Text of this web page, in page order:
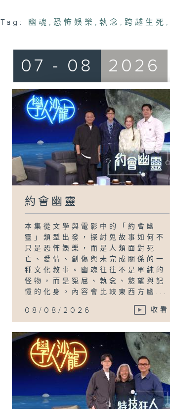
Tag: 幽魂 , 恐怖娛樂 , 執念 , 跨越生死 ,
07 - 08 2026
約會幽靈
本集從文學與電影中的「約會幽
靈」類型出發，探討鬼故事如何不
只是恐怖娛樂，而是人類面對死
亡、愛情、創傷與未完成關係的一
種文化敘事。幽魂往往不是單純的
怪物，而是冤屈、執念、慾望與記
憶的化身。內容會比較東西方幽...
08/08/2026 收看